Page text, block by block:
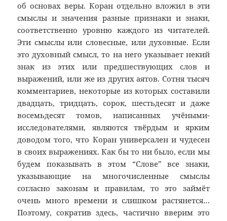
об основах веры. Коран отдельно вложил в эти
смыслы и значения разные признаки и знаки,
соответственно уровню каждого из читателей.
Эти смыслы или словесные, или духовные. Если
это духовный смысл, то на него указывает некий
знак из этих или предшествующих слов и
выражений, или же из других аятов. Сотня тысяч
комментариев, некоторые из которых составили
двадцать, тридцать, сорок, шестьдесят и даже
восемьдесят томов, написанных учёными-
исследователями, являются твёрдым и ярким
доводом того, что Коран универсален и чудесен
в своих выражениях. Как бы то ни было, если мы
будем показывать в этом “Слове” все знаки,
указывающие на многочисленные смыслы
согласно законам и правилам, то это займёт
очень много времени и слишком растянется…
Поэтому, сократив здесь, частично вверим это